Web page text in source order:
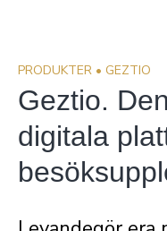
PRODUKTER • GEZTIO
Geztio. Den
digitala